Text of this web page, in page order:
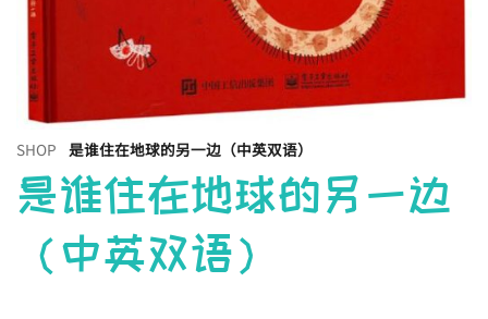
SHOP 是谁住在地球的另一边（中英双语）
是谁住在地球的另一边
（中英双语）